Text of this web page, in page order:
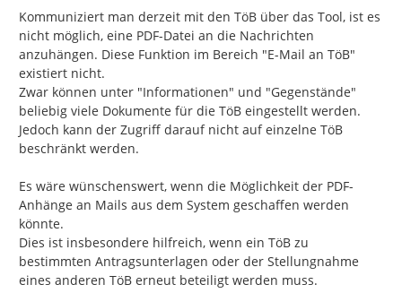
Kommuniziert man derzeit mit den TöB über das Tool, ist es
nicht möglich, eine PDF-Datei an die Nachrichten
anzuhängen. Diese Funktion im Bereich "E-Mail an TöB"
existiert nicht.
Zwar können unter "Informationen" und "Gegenstände"
beliebig viele Dokumente für die TöB eingestellt werden.
Jedoch kann der Zugriff darauf nicht auf einzelne TöB
beschränkt werden.
Es wäre wünschenswert, wenn die Möglichkeit der PDF-
Anhänge an Mails aus dem System geschaffen werden
könnte.
Dies ist insbesondere hilfreich, wenn ein TöB zu
bestimmten Antragsunterlagen oder der Stellungnahme
eines anderen TöB erneut beteiligt werden muss.